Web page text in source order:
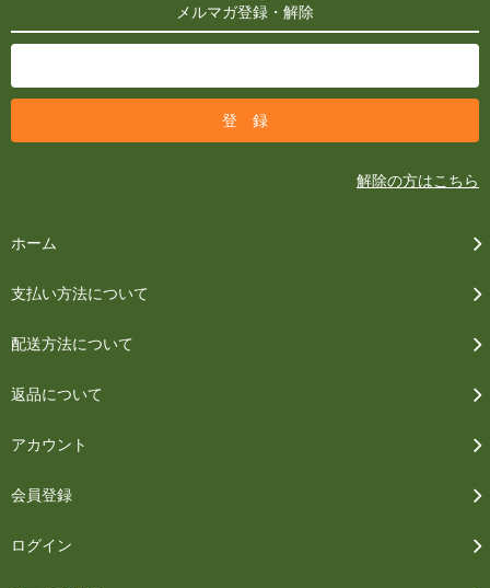
メルマガ登録・解除
解除の方はこちら
ホーム
支払い方法について
配送方法について
返品について
アカウント
会員登録
ログイン